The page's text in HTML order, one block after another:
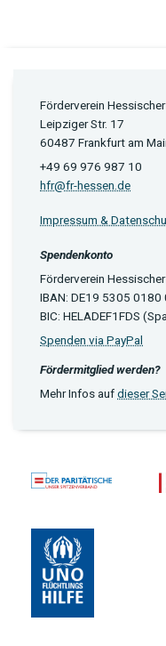
Förderverein
Leipziger Str. 17
60487 Frankfurt am
+49 69 976 987 10
hfr@fr-hessen.de
Impressum &
Spendenkonto
Förderverein
IBAN: DE19 5305
BIC: HELADEF1FDS
Spenden via PayPal
Fördermitglied werden?
Mehr Infos aufdieser